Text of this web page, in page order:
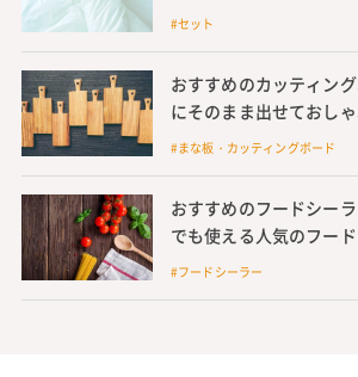
コミ人気の高いものを紹
#セット
おすすめのカッティン
にそのまま出せておし
#まな板・カッティングボード
おすすめのフードシー
でも使える人気のフー
#フードシーラー